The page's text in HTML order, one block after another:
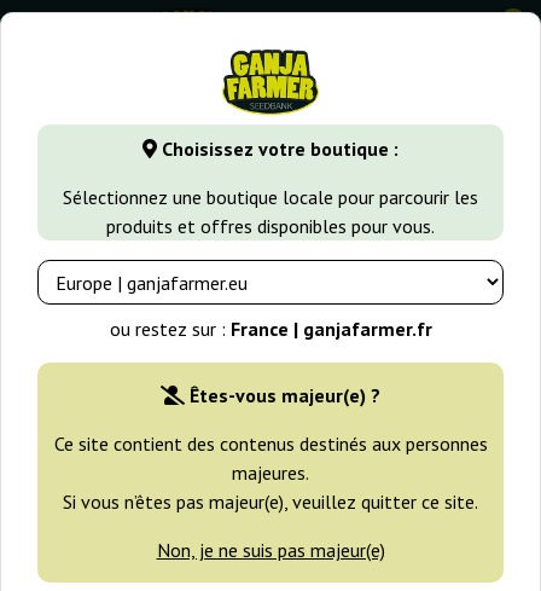
Choisissez votre boutique :
Sélectionnez une boutique locale pour parcourir les
produits et offres disponibles pour vous.
ou restez sur : France | ganjafarmer.fr
Êtes-vous majeur(e) ?
Ce site contient des contenus destinés aux personnes
majeures.
Si vous n’êtes pas majeur(e), veuillez quitter ce site.
Non, je ne suis pas majeur(e)
0
GanjaFarmer.fr Types de Graines Graines de Cannabis à